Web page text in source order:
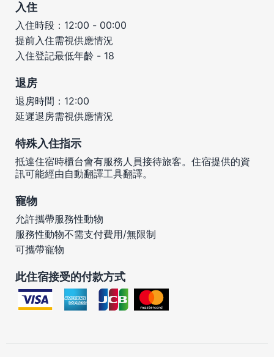
入住
入住時段：12:00 - 00:00
提前入住需視供應情況
入住登記最低年齡 - 18
退房
退房時間：12:00
延遲退房需視供應情況
特殊入住指示
抵達住宿時櫃台會有服務人員接待旅客。住宿提供的資
訊可能經由自動翻譯工具翻譯。
寵物
允許攜帶服務性動物
服務性動物不需支付費用/無限制
可攜帶寵物
此住宿接受的付款方式